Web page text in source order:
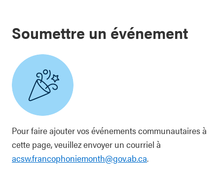
Soumettre un événement
Pour faire ajouter vos événements communautaires à
cette page, veuillez envoyer un courriel à
acsw.francophoniemonth@gov.ab.ca.